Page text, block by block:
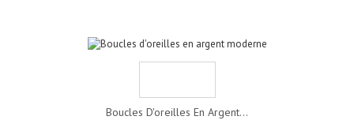
Boucles D'oreilles En Argent...